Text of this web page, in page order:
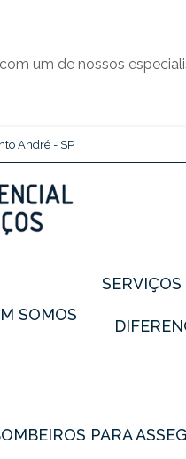
um de nossos
André - SP
SOMOS
SERVIÇOS
PARA